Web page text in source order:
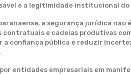
e a legitimidade institucional do
a segurança jurídica
e cadeias produtivas
confiança pública e reduzir
entidades empresariais em